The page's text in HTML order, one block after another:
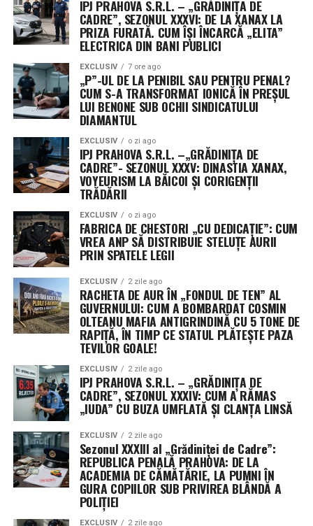
curând. În loc de bancnote foșnitoare, au simțit pe
încheieturi metalul rece al cătușelor. Polițiștii i-au
imobilizat fulgerător, iar cercetările nu s-au oprit la
simplii pioni; a fost identificat rapid și un al treilea
membru al grupării, demonstrând că rețeaua lor era la
fel de șubredă ca și moralitatea lor.
Când Secția 22 și Sectorul 6 le strică
„afacerea” infractorilor de tastatură
Acest succes răsunător, semnalat cu mândrie de
Sindicatul Europol, nu a fost o întâmplare, ci
rezultatul unei colaborări de manual între polițiștii din
cadrulSecției 22 Poliție,Serviciului de Investigații
Criminale (SIC) al Sectorului 6
și experții de la
Serviciul de Investigare a Infracțiunilor Informatice
Acești profesioniști au demonstrat că, indiferent cât de
creativi se cred infractorii în spatele telefoanelor, legea
are brațul mai lung și mintea mai ascuțită. Întreaga
sumă de 50.000 de lei a fost recuperată, iar gruparea
care profita de vulnerabilitatea persoanelor în vârstă a
fost scoasă din circuitul „afacerilor” de stradă.
Este un semnal clar: în București, cine încearcă să fure
munca de o viață a bătrânilor, riscă să își petreacă restul
zilelor explicându-le colegilor de celulă cum e cu
„conturile securizate”. Felicitări colegilor pentru reacția
rapidă și pentru că au arătat, încă o dată, că uniforma de
polițist vine la pachet cu o doză letală de eficiență
pentru infractori! (Irinel I.).
IPJ PRAHOVA S.R.L. – „GRĂDINIȚA DE
CADRE”, SEZONUL XXXVI: DE LA XANAX LA
PRIZA FURATĂ. CUM ÎȘI ÎNCARCĂ „ELITA”
ELECTRICA DIN BANI PUBLICI
EXCLUSIV 7 ore ago
„P”-UL DE LA PENIBIL SAU PENTRU PENAL?
CUM S-A TRANSFORMAT IONICĂ ÎN PREȘUL
LUI BENONE SUB OCHII SINDICATULUI
DIAMANTUL
EXCLUSIV o zi ago
IPJ PRAHOVA S.R.L. –„GRĂDINIȚA DE
CADRE”- SEZONUL XXXV: DINASTIA XANAX,
VOYEURISM LA BĂICOI ȘI CORIGENȚII
TRĂDĂRII
EXCLUSIV o zi ago
FABRICA DE CHESTORI „CU DEDICAȚIE”: CUM
VREA ANP SĂ DISTRIBUIE STELUȚE AURII
PRIN SPATELE LEGII
EXCLUSIV 2 zile ago
RACHETA DE AUR ÎN „FONDUL DE TEN” AL
GUVERNULUI: CUM A BOMBARDAT COSMIN
OLTEANU MAFIA ANTIGRINDINĂ CU 5 TONE DE
RAPIȚĂ, ÎN TIMP CE STATUL PLĂTEȘTE PAZA
TEVILOR GOALE!
EXCLUSIV 2 zile ago
IPJ PRAHOVA S.R.L. – „GRĂDINIȚA DE
CADRE”, SEZONUL XXXIV: CUM A RĂMAS
„IUDA” CU BUZA UMFLATĂ ȘI CLANȚA LINSĂ
EXCLUSIV 2 zile ago
Sezonul XXXIII al „Grădiniței de Cadre”:
REPUBLICA PENALĂ PRAHOVA: DE LA
ACADEMIA DE CĂMĂTĂRIE, LA PUMNI ÎN
GURA COPIILOR SUB PRIVIREA BLÂNDĂ A
POLIȚIEI
EXCLUSIV 2 zile ago